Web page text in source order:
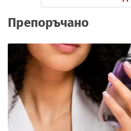
Препоръчано